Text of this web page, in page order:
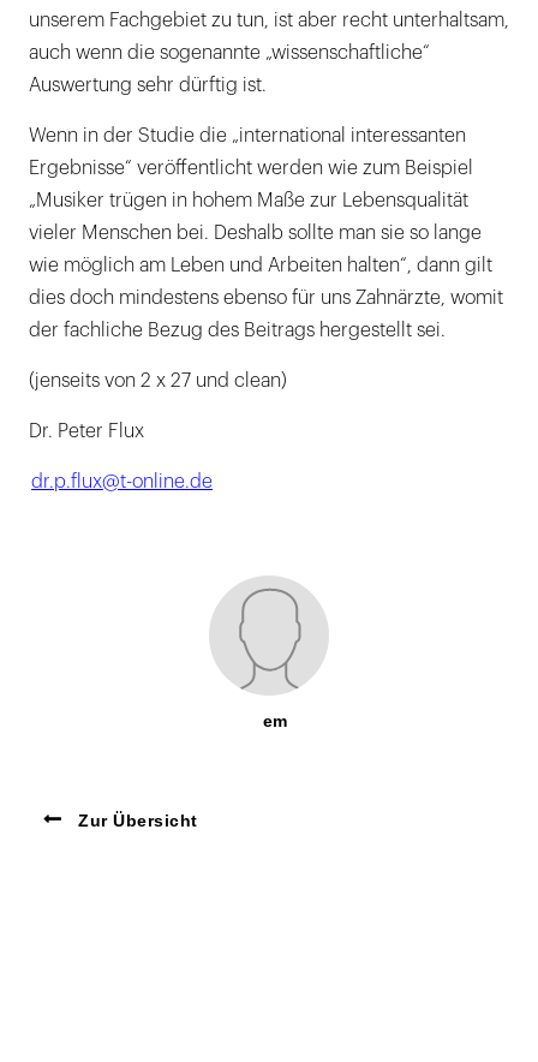
unserem Fachgebiet zu tun, ist aber recht unterhaltsam,
auch wenn die sogenannte „wissenschaftliche“
Auswertung sehr dürftig ist.
Wenn in der Studie die „international interessanten
Ergebnisse“ veröffentlicht werden wie zum Beispiel
„Musiker trügen in hohem Maße zur Lebensqualität
vieler Menschen bei. Deshalb sollte man sie so lange
wie möglich am Leben und Arbeiten halten“, dann gilt
dies doch mindestens ebenso für uns Zahnärzte, womit
der fachliche Bezug des Beitrags hergestellt sei.
(jenseits von 2 x 27 und clean)
Dr. Peter Flux
dr.p.flux@t-online.de
em
Zur Übersicht